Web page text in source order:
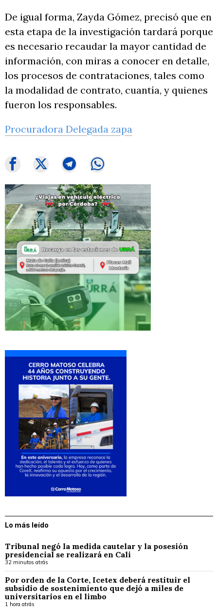
De igual forma, Zayda Gómez, precisó que en
esta etapa de la investigación tardará porque
es necesario recaudar la mayor cantidad de
información, con miras a conocer en detalle,
los procesos de contrataciones, tales como
la modalidad de contrato, cuantía, y quienes
fueron los responsables.
Procuradora Delegada zapa
Lo más leído
Tribunal negó la medida cautelar y la posesión
presidencial se realizará en Cali
32 minutos atrás
Por orden de la Corte, Icetex deberá restituir el
subsidio de sostenimiento que dejó a miles de
universitarios en el limbo
1 hora atrás